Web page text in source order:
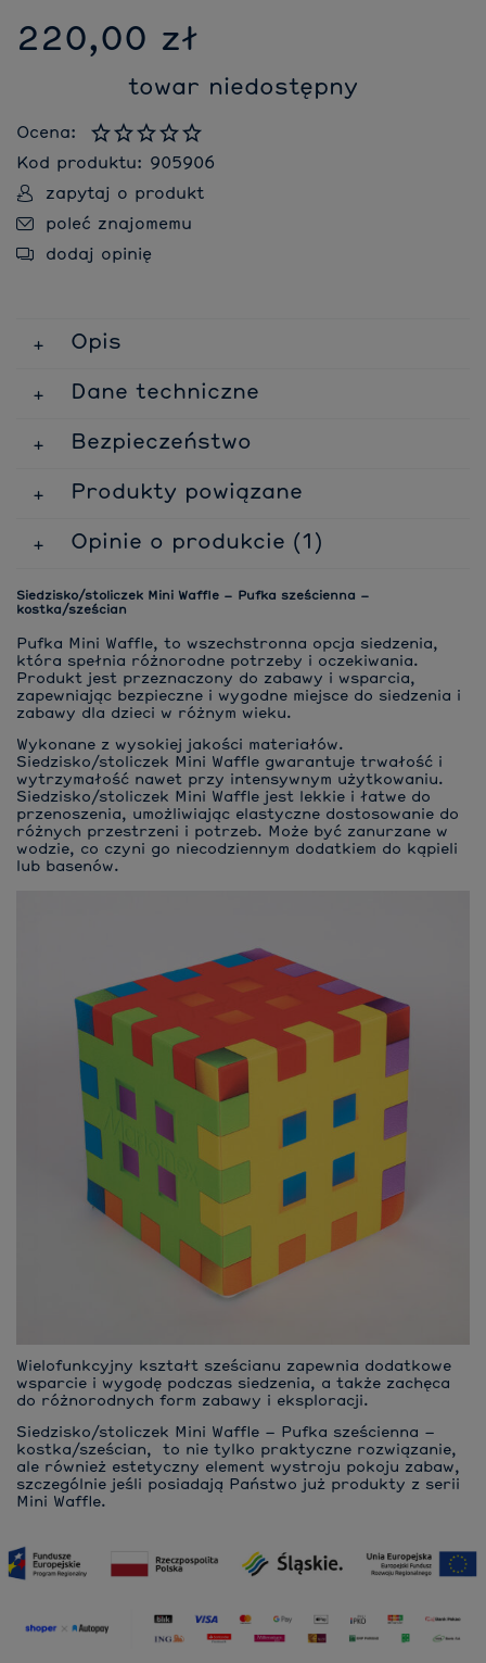
220,00 zł
towar niedostępny
Ocena:
Kod produktu:
905906
zapytaj o produkt
poleć znajomemu
dodaj opinię
Opis
Dane techniczne
Bezpieczeństwo
Produkty powiązane
Opinie o produkcie (1)
Siedzisko/stoliczek Mini Waffle – Pufka sześcienna –
kostka/sześcian
Pufka Mini Waffle, to wszechstronna opcja siedzenia,
która spełnia różnorodne potrzeby i oczekiwania.
Produkt jest przeznaczony do zabawy i wsparcia,
zapewniając bezpieczne i wygodne miejsce do siedzenia i
zabawy dla dzieci w różnym wieku.
Wykonane z wysokiej jakości materiałów.
Siedzisko/stoliczek Mini Waffle gwarantuje trwałość i
wytrzymałość nawet przy intensywnym użytkowaniu.
Siedzisko/stoliczek Mini Waffle jest lekkie i łatwe do
przenoszenia, umożliwiając elastyczne dostosowanie do
różnych przestrzeni i potrzeb. Może być zanurzane w
wodzie, co czyni go niecodziennym dodatkiem do kąpieli
lub basenów.
Wielofunkcyjny kształt sześcianu zapewnia dodatkowe
wsparcie i wygodę podczas siedzenia, a także zachęca
do różnorodnych form zabawy i eksploracji.
Siedzisko/stoliczek Mini Waffle – Pufka sześcienna –
kostka/sześcian, to nie tylko praktyczne rozwiązanie,
ale również estetyczny element wystroju pokoju zabaw,
szczególnie jeśli posiadają Państwo już produkty z serii
Mini Waffle.